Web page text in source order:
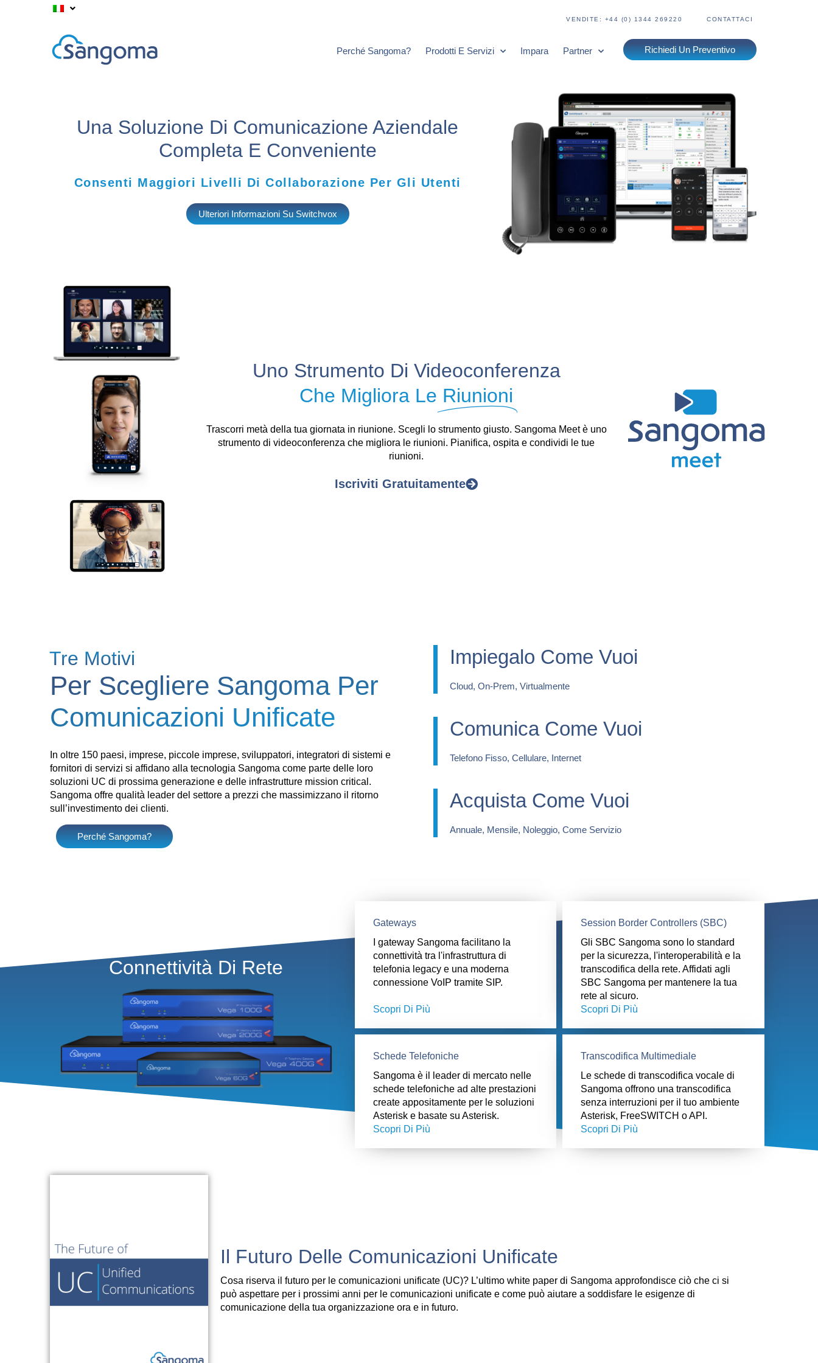
VENDITE: +44 (0) 1344 269220 CONTATTACI
Perché Sangoma? Prodotti E Servizi Impara Partner Richiedi Un Preventivo
Una Soluzione Di Comunicazione Aziendale
Completa E Conveniente
Consenti Maggiori Livelli Di Collaborazione Per Gli Utenti
Ulteriori Informazioni Su Switchvox
Uno Strumento Di Videoconferenza
Che Migliora Le Riunioni
Trascorri metà della tua giornata in riunione. Scegli lo strumento giusto. Sangoma Meet è uno
strumento di videoconferenza che migliora le riunioni. Pianifica, ospita e condividi le tue
riunioni.
Iscriviti Gratuitamente
Tre Motivi
Per Scegliere​ Sangoma Per
Comunicazioni Unificate​
In oltre 150 paesi, imprese, piccole imprese, sviluppatori, integratori di sistemi e
fornitori di servizi si affidano alla tecnologia Sangoma come parte delle loro
soluzioni UC di prossima generazione e delle infrastrutture mission critical.
Sangoma offre qualità leader del settore a prezzi che massimizzano il ritorno
sull’investimento dei clienti.
Perché Sangoma?
Impiegalo Come Vuoi
Cloud, On-Prem, Virtualmente
Comunica Come Vuoi
Telefono Fisso, Cellulare, Internet
Acquista Come Vuoi
Annuale, Mensile, Noleggio, Come Servizio
Connettività Di Rete
Gateways
I gateway Sangoma facilitano la
connettività tra l'infrastruttura di
telefonia legacy e una moderna
connessione VoIP tramite SIP.
Scopri Di Più
Session Border Controllers (SBC)
Gli SBC Sangoma sono lo standard
per la sicurezza, l'interoperabilità e la
transcodifica della rete. Affidati agli
SBC Sangoma per mantenere la tua
rete al sicuro.
Scopri Di Più
Schede Telefoniche​
Sangoma è il leader di mercato nelle
schede telefoniche ad alte prestazioni
create appositamente per le soluzioni
Asterisk e basate su Asterisk.
Scopri Di Più
Transcodifica Multimediale​
Le schede di transcodifica vocale di
Sangoma offrono una transcodifica
senza interruzioni per il tuo ambiente
Asterisk, FreeSWITCH o API.
Scopri Di Più
Il Futuro Delle Comunicazioni Unificate
Cosa riserva il futuro per le comunicazioni unificate (UC)? L’ultimo white paper di Sangoma approfondisce ciò che ci si
può aspettare per i prossimi anni per le comunicazioni unificate e come può aiutare a soddisfare le esigenze di
comunicazione della tua organizzazione ora e in futuro.